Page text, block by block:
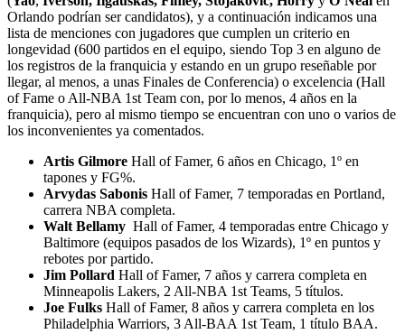
Orlando podrían ser candidatos), y a continuación indicamos una
lista de menciones con jugadores que cumplen un criterio en
longevidad (600 partidos en el equipo, siendo Top 3 en alguno de
los registros de la franquicia y estando en un grupo reseñable por
llegar, al menos, a unas Finales de Conferencia) o excelencia (Hall
of Fame o All-NBA 1st Team con, por lo menos, 4 años en la
franquicia), pero al mismo tiempo se encuentran con uno o varios de
los inconvenientes ya comentados.
Artis Gilmore Hall of Famer, 6 años en Chicago, 1º en
tapones y FG%.
Arvydas Sabonis Hall of Famer, 7 temporadas en Portland,
carrera NBA completa.
Walt Bellamy Hall of Famer, 4 temporadas entre Chicago y
Baltimore (equipos pasados de los Wizards), 1º en puntos y
rebotes por partido.
Jim Pollard Hall of Famer, 7 años y carrera completa en
Minneapolis Lakers, 2 All-NBA 1st Teams, 5 títulos.
Joe Fulks Hall of Famer, 8 años y carrera completa en los
Philadelphia Warriors, 3 All-BAA 1st Team, 1 título BAA.